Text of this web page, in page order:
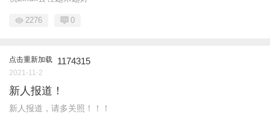
2276 0
点击重新加载 1174315
2021-11-2
新人报道！
新人报道，请多关照！！！